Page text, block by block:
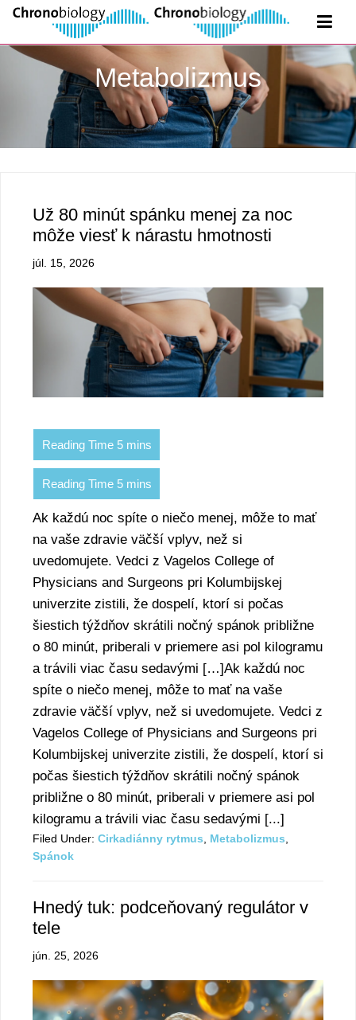
Metabolizmus
Už 80 minút spánku menej za noc
môže viesť k nárastu hmotnosti
júl. 15, 2026
Ak každú noc spíte o niečo menej, môže to mať
na vaše zdravie väčší vplyv, než si
uvedomujete. Vedci z Vagelos College of
Physicians and Surgeons pri Kolumbijskej
univerzite zistili, že dospelí, ktorí si počas
šiestich týždňov skrátili nočný spánok približne
o 80 minút, priberali v priemere asi pol kilogramu
a trávili viac času sedavými […]Ak každú noc
spíte o niečo menej, môže to mať na vaše
zdravie väčší vplyv, než si uvedomujete. Vedci z
Vagelos College of Physicians and Surgeons pri
Kolumbijskej univerzite zistili, že dospelí, ktorí si
počas šiestich týždňov skrátili nočný spánok
približne o 80 minút, priberali v priemere asi pol
kilogramu a trávili viac času sedavými [...]
Filed Under: Cirkadiánny rytmus Metabolizmus
Spánok
Hnedý tuk: podceňovaný regulátor v
tele
jún. 25, 2026